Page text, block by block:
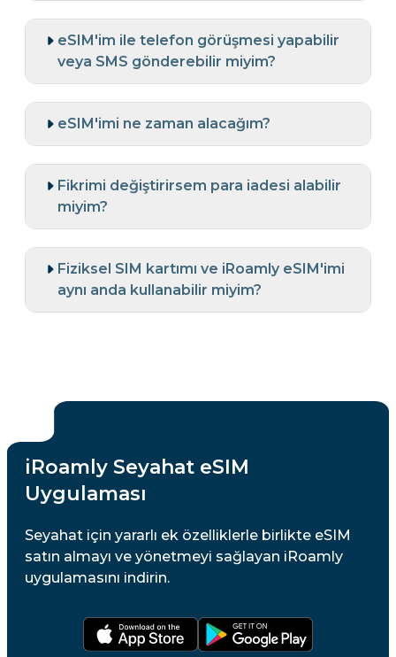
eSIM'im ile telefon görüşmesi yapabilir
veya SMS gönderebilir miyim?
eSIM'imi ne zaman alacağım?
Fikrimi değiştirirsem para iadesi alabilir
miyim?
Fiziksel SIM kartımı ve iRoamly eSIM'imi
aynı anda kullanabilir miyim?
iRoamly Seyahat eSIM
Uygulaması
Seyahat için yararlı ek özelliklerle birlikte eSIM
satın almayı ve yönetmeyi sağlayan iRoamly
uygulamasını indirin.